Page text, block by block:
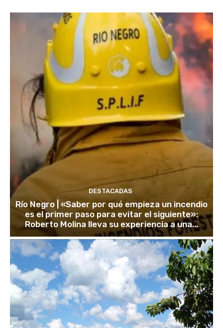
DESTACADAS
Río Negro | «Saber por qué empieza un incendio
es el primer paso para evitar el siguiente»:
Roberto Molina lleva su experiencia a una...